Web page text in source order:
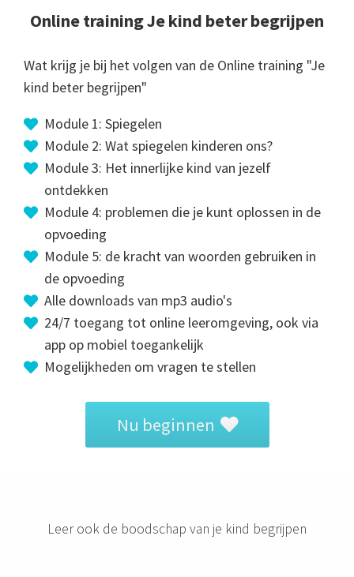
Online training Je kind beter begrijpen
Wat krijg je bij het volgen van de Online training "Je
kind beter begrijpen"
Module 1: Spiegelen
Module 2: Wat spiegelen kinderen ons?
Module 3: Het innerlijke kind van jezelf
ontdekken
Module 4: problemen die je kunt oplossen in de
opvoeding
Module 5: de kracht van woorden gebruiken in
de opvoeding
Alle downloads van mp3 audio's
24/7 toegang tot online leeromgeving, ook via
app op mobiel toegankelijk
Mogelijkheden om vragen te stellen
Nu beginnen
Leer ook de boodschap van je kind begrijpen